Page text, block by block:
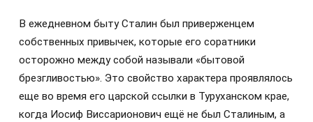
В ежедневном быту Сталин был приверженцем
собственных привычек, которые его соратники
осторожно между собой называли «бытовой
брезгливостью». Это свойство характера проявлялось
еще во время его царской ссылки в Туруханском крае,
когда Иосиф Виссарионович ещё не был Сталиным, а